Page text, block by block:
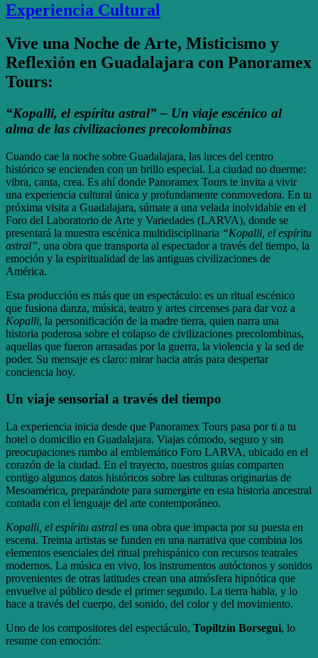
Experiencia Cultural
Vive una Noche de Arte, Misticismo y
Reflexión en Guadalajara con Panoramex
Tours:
“Kopalli, el espíritu astral” – Un viaje escénico al
alma de las civilizaciones precolombinas
Cuando cae la noche sobre Guadalajara, las luces del centro
histórico se encienden con un brillo especial. La ciudad no duerme:
vibra, canta, crea. Es ahí donde Panoramex Tours te invita a vivir
una experiencia cultural única y profundamente conmovedora. En tu
próxima visita a Guadalajara, súmate a una velada inolvidable en el
Foro del Laboratorio de Arte y Variedades (LARVA), donde se
presentará la muestra escénica multidisciplinaria “Kopalli, el espíritu
astral”, una obra que transporta al espectador a través del tiempo, la
emoción y la espiritualidad de las antiguas civilizaciones de
América.
Esta producción es más que un espectáculo: es un ritual escénico
que fusiona danza, música, teatro y artes circenses para dar voz a
Kopalli, la personificación de la madre tierra, quien narra una
historia poderosa sobre el colapso de civilizaciones precolombinas,
aquellas que fueron arrasadas por la guerra, la violencia y la sed de
poder. Su mensaje es claro: mirar hacia atrás para despertar
conciencia hoy.
Un viaje sensorial a través del tiempo
La experiencia inicia desde que Panoramex Tours pasa por ti a tu
hotel o domicilio en Guadalajara. Viajas cómodo, seguro y sin
preocupaciones rumbo al emblemático Foro LARVA, ubicado en el
corazón de la ciudad. En el trayecto, nuestros guías comparten
contigo algunos datos históricos sobre las culturas originarias de
Mesoamérica, preparándote para sumergirte en esta historia ancestral
contada con el lenguaje del arte contemporáneo.
Kopalli, el espíritu astral es una obra que impacta por su puesta en
escena. Treinta artistas se funden en una narrativa que combina los
elementos esenciales del ritual prehispánico con recursos teatrales
modernos. La música en vivo, los instrumentos autóctonos y sonidos
provenientes de otras latitudes crean una atmósfera hipnótica que
envuelve al público desde el primer segundo. La tierra habla, y lo
hace a través del cuerpo, del sonido, del color y del movimiento.
Uno de los compositores del espectáculo, Topiltzin Borsegui, lo
resume con emoción: